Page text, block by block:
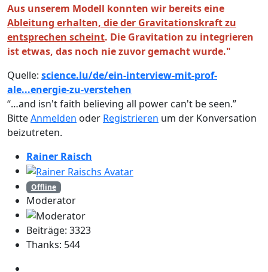
Aus unserem Modell konnten wir bereits eine
Ableitung erhalten, die der Gravitationskraft zu
entsprechen scheint. Die Gravitation zu integrieren
ist etwas, das noch nie zuvor gemacht wurde."
Quelle: science.lu/de/ein-interview-mit-prof-
ale...energie-zu-verstehen
“…and isn't faith believing all power can't be seen.”
BitteAnmelden oder Registrieren um der Konversation
beizutreten.
Rainer Raisch
Offline
Moderator
Beiträge: 3323
Thanks: 544